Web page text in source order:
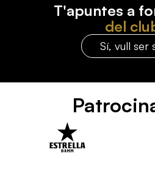
T'apuntes a
del
Sí, vull ser